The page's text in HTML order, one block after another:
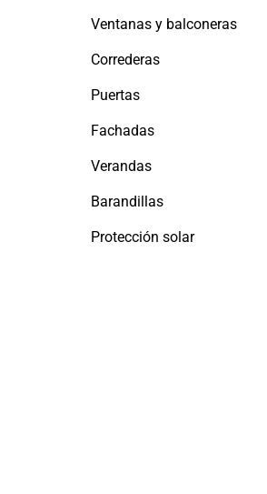
Ventanas y balconeras
Correderas
Puertas
Fachadas
Verandas
Barandillas
Protección solar